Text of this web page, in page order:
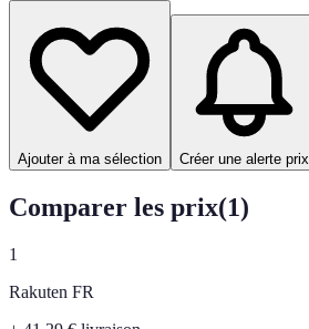
Ajouter à ma sélection Créer une alerte prix
Comparer les prix(1)
1
Rakuten FR